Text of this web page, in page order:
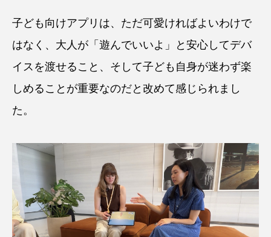
子ども向けアプリは、ただ可愛ければよいわけで
はなく、大人が「遊んでいいよ」と安心してデバ
イスを渡せること、そして子ども自身が迷わず楽
しめることが重要なのだと改めて感じられまし
た。